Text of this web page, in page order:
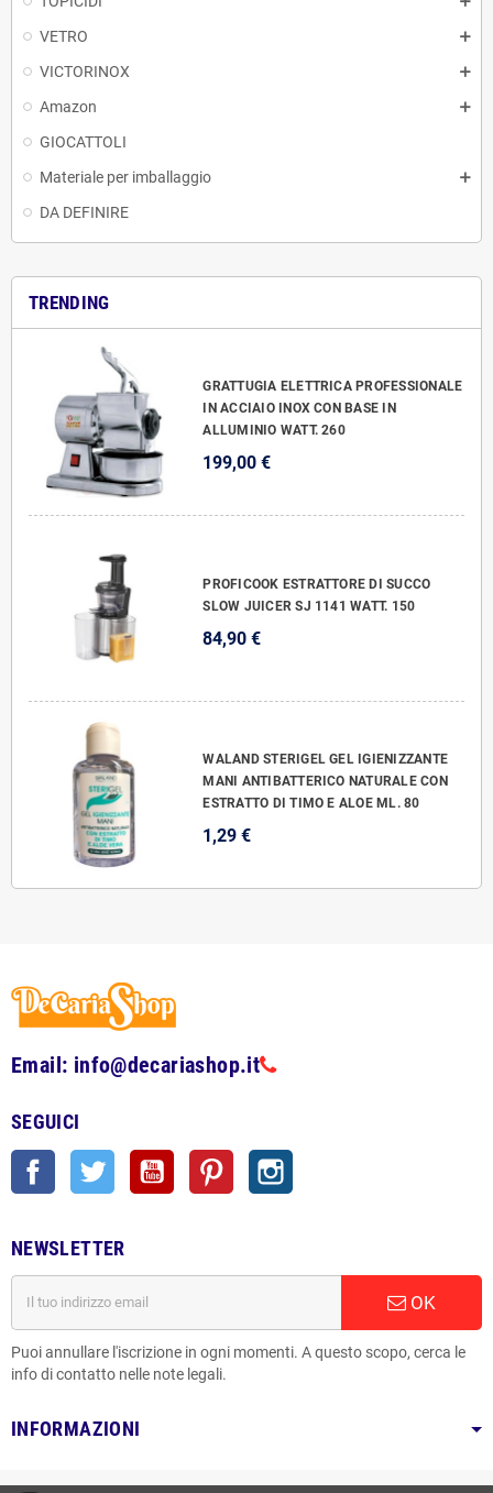
VETRO
VICTORINOX
Amazon
GIOCATTOLI
Materiale per imballaggio
DA DEFINIRE
TRENDING
GRATTUGIA ELETTRICA PROFESSIONALE
IN ACCIAIO INOX CON BASE IN
ALLUMINIO WATT. 260
199,00 €
PROFICOOK ESTRATTORE DI SUCCO
SLOW JUICER SJ 1141 WATT. 150
84,90 €
WALAND STERIGEL GEL IGIENIZZANTE
MANI ANTIBATTERICO NATURALE CON
ESTRATTO DI TIMO E ALOE ML. 80
1,29 €
Email: info@decariashop.it
SEGUICI
Facebook Twitter YouTube Pinterest
NEWSLETTER
OK
Puoi annullare l'iscrizione in ogni momenti. A questo scopo, cerca le
info di contatto nelle note legali.
INFORMAZIONI